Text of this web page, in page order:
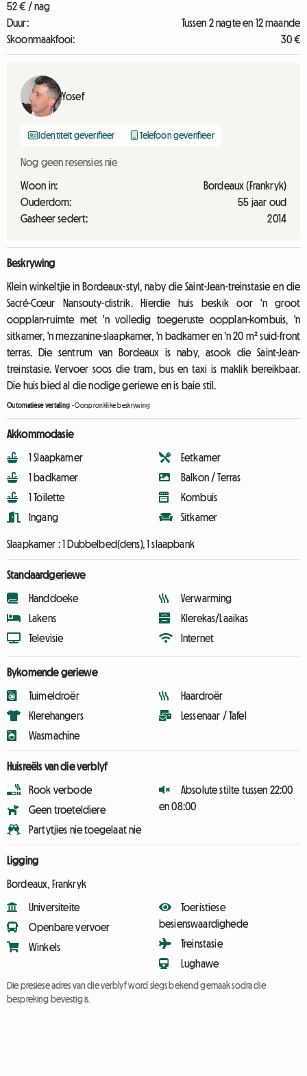
52 € / nag
Duur:
Tussen 2 nagte en 12 maande
Skoonmaakfooi:
30 €
Yosef
Identiteit geverifieer Telefoon geverifieer
Nog geen resensies nie
Woon in:
Bordeaux (Frankryk)
Ouderdom:
55 jaar oud
Gasheer sedert:
2014
Beskrywing
Klein winkeltjie in Bordeaux-styl, naby die Saint-Jean-treinstasie en die
Sacré-Cœur Nansouty-distrik. Hierdie huis beskik oor 'n groot
oopplan-ruimte met 'n volledig toegeruste oopplan-kombuis, 'n
sitkamer, 'n mezzanine-slaapkamer, 'n badkamer en 'n 20 m² suid-front
terras. Die sentrum van Bordeaux is naby, asook die Saint-Jean-
treinstasie. Vervoer soos die tram, bus en taxi is maklik bereikbaar.
Die huis bied al die nodige geriewe en is baie stil.
Outomatiese vertaling -Oorspronklike beskrywing
Akkommodasie
1 Slaapkamer
1 badkamer
1 Toilette
Ingang
Eetkamer
Balkon / Terras
Kombuis
Sitkamer
Slaapkamer :1 Dubbelbed(dens), 1 slaapbank
Standaardgeriewe
Handdoeke
Lakens
Televisie
Verwarming
Klerekas/Laaikas
Internet
Bykomende geriewe
Tuimeldroër
Klerehangers
Wasmachine
Haardroër
Lessenaar / Tafel
Huisreëls van die verblyf
Rook verbode
Geen troeteldiere
Partytjies nie toegelaat nie
Absolute stilte tussen 22:00
en 08:00
Ligging
Bordeaux, Frankryk
Universiteite
Openbare vervoer
Winkels
Toeristiese
besienswaardighede
Treinstasie
Lughawe
Die presiese adres van die verblyf word slegs bekend gemaak sodra die
bespreking bevestig is.